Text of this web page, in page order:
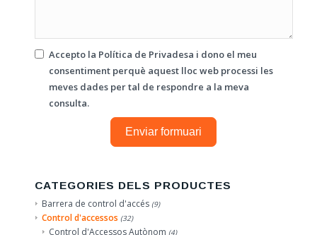
Accepto la Política de Privadesa i dono el meu
consentiment perquè aquest lloc web processi les
meves dades per tal de respondre a la meva
consulta.
Enviar formuari
CATEGORIES DELS PRODUCTES
Barrera de control d'accés (9)
Control d'accessos (32)
Control d'Accessos Autònom (4)